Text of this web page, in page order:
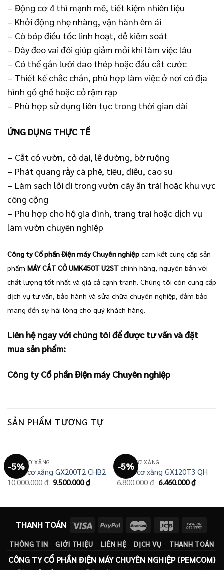
– Động cơ 4 thì mạnh mẽ, tiết kiệm nhiên liệu
– Khởi động nhẹ nhàng, vận hành êm ái
– Cò bóp điều tốc linh hoạt, dễ kiểm soát
– Dây đeo vai đôi giúp giảm mỏi khi làm việc lâu
– Có thể gắn lưỡi dao thép hoặc đầu cắt cước
– Thiết kế chắc chắn, phù hợp làm việc ở nơi có địa
hình gồ ghề hoặc cỏ rậm rạp
– Phù hợp sử dụng liên tục trong thời gian dài
ỨNG DỤNG THỰC TẾ
– Cắt cỏ vườn, cỏ dại, lề đường, bờ ruộng
– Phát quang rẫy cà phê, tiêu, điều, cao su
– Làm sạch lối đi trong vườn cây ăn trái hoặc khu vực
công cộng
– Phù hợp cho hộ gia đình, trang trại hoặc dịch vụ
làm vườn chuyên nghiệp
Công ty Cổ phần Điện máy Chuyên nghiệp cam kết cung cấp sản
phẩm MÁY CẮT CỎ UMK450T U2STchính hãng, nguyên bản với
chất lượng tốt nhất và giá cả cạnh tranh. Chúng tôi còn cung cấp
dịch vụ tư vấn, bảo hành và sửa chữa chuyên nghiệp, đảm bảo
mang đến sự hài lòng cho quý khách hàng.
Liên hệ ngay với chúng tôi để được tư vấn và đặt
mua sản phẩm:
Công ty Cổ phần Điện máy Chuyên nghiệp
SẢN PHẨM TƯƠNG TỰ
-5%
ĐỘNG CƠ XĂNG
Động cơ xăng GX200T2 CHB2
10.000.000₫ Giá
gốc
9.500.000₫Giá
-5%
ĐỘNG CƠ XĂNG
Động cơ xăng GX120T3 QH
6.800.000₫ Giá
6.460.000₫Giá
THANH TOÁN
THÔNG TIN GIỚI THIỆU LIÊN HỆ DỊCH VỤ THANH TOÁN
CÔNG TY CỔ PHẦN ĐIỆN MÁY CHUYÊN NGHIỆP (PEMCOM)